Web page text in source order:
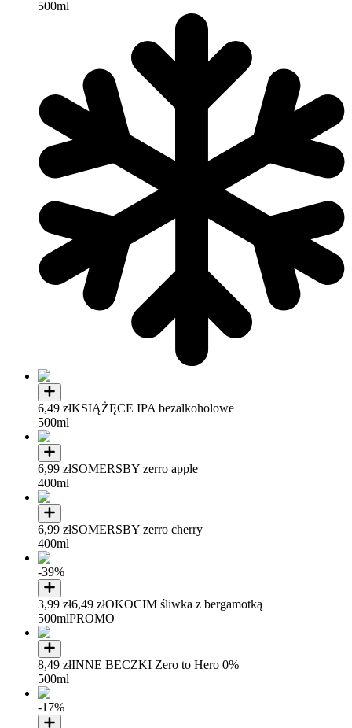
500ml
6,49 złKSIĄŻĘCE IPA bezalkoholowe
500ml
6,99 złSOMERSBY zerro apple
400ml
6,99 złSOMERSBY zerro cherry
400ml
-39%
3,99 zł6,49 złOKOCIM śliwka z bergamotką
500mlPROMO
8,49 złINNE BECZKI Zero to Hero 0%
500ml
-17%